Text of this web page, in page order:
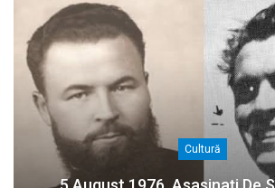
Cultură